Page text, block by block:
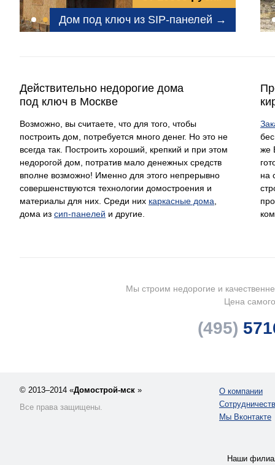
Дом под ключ из SIP-панелей →
Действительно недорогие дома
под ключ в Москве
Возможно, вы считаете, что для того, чтобы
построить дом, потребуется много денег. Но это не
всегда так. Построить хороший, крепкий и при этом
недорогой дом, потратив мало денежных средств
вполне возможно! Именно для этого непрерывно
совершенствуются технологии домостроения и
материалы для них. Среди них каркасные дома
дома из сип-панелей и другие.
же
на
Мы строим недорогие и
Цена
(495)
© 2013–2014 «Домострой-мск »
Все права защищены.
О компании
Мы Вконтакте
Наши